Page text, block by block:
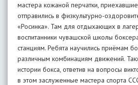
мастера кожаной перчатки,
отправились в физкультурно-
«Росинка». Там для отдыхающих в
воспитанники чувашской школы
станциям. Ребята научились приёмам
различным комбинациям движений.
истории бокса, ответив на вопросы
в этом заслуженные мастера спорта